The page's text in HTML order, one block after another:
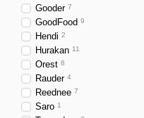
Gooder 7
GoodFood 9
Hendi 2
Hurakan 11
Orest 8
Rauder 4
Reednee 7
Saro 1